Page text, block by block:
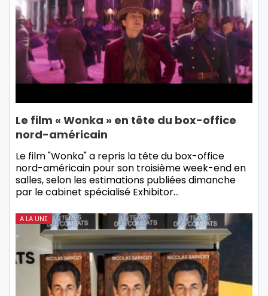
Le film « Wonka » en tête du box-office
nord-américain
Le film "Wonka" a repris la tête du box-office
nord-américain pour son troisième week-end en
salles, selon les estimations publiées dimanche
par le cabinet spécialisé Exhibitor…
A LA UNE